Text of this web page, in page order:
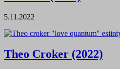
5.11.2022
Theo Croker (2022)